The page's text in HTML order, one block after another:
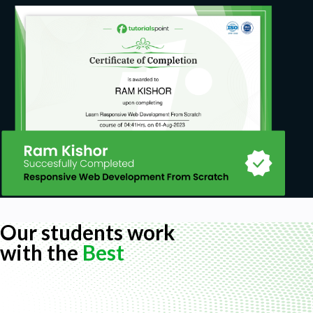
Our students work
with theBest